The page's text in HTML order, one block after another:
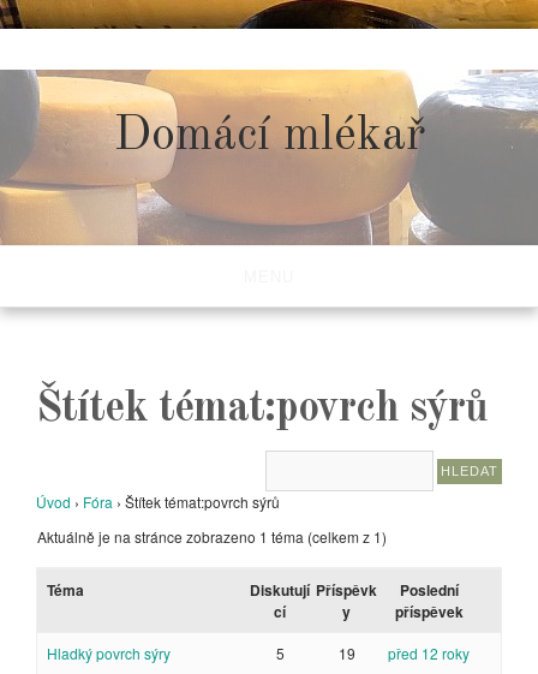
to
content
Domácí mlékař
Štítek témat:povrch sýrů
Úvod › Fóra › Štítek témat:povrch sýrů
Aktuálně je na stránce zobrazeno 1 téma (celkem z 1)
Téma
Diskutují
cí
Příspěvk
y
Poslední
příspěvek
Hladký povrch sýry 5 19 před 12 roky